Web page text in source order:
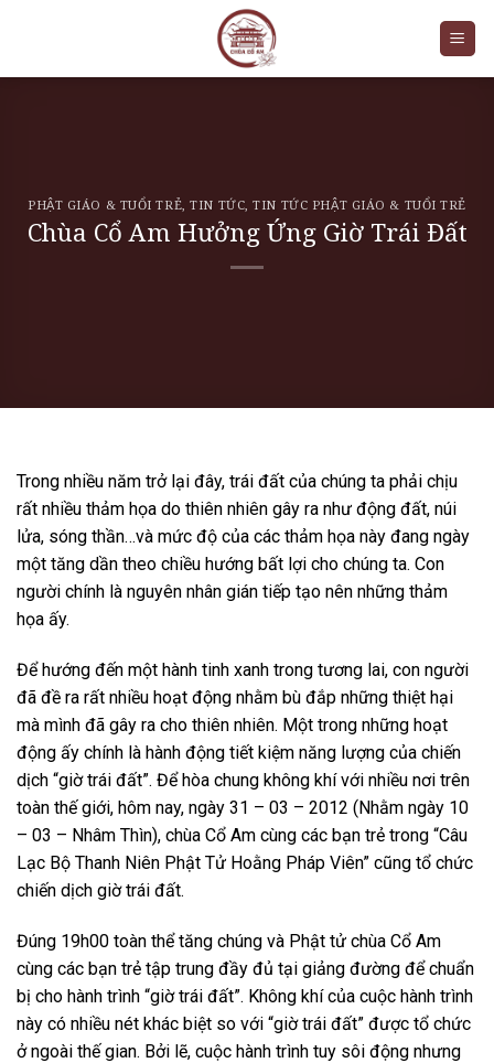
PHẬT GIÁO & TUỔI TRẺ ,TIN TỨC ,TIN TỨC PHẬT GIÁO & TUỔI TRẺ
Chùa Cổ Am Hưởng Ứng Giờ Trái Đất
Trong nhiều năm trở lại đây, trái đất của chúng ta phải chịu
rất nhiều thảm họa do thiên nhiên gây ra như động đất, núi
lửa, sóng thần…và mức độ của các thảm họa này đang ngày
một tăng dần theo chiều hướng bất lợi cho chúng ta. Con
người chính là nguyên nhân gián tiếp tạo nên những thảm
họa ấy.
Để hướng đến một hành tinh xanh trong tương lai, con người
đã đề ra rất nhiều hoạt động nhằm bù đắp những thiệt hại
mà mình đã gây ra cho thiên nhiên. Một trong những hoạt
động ấy chính là hành động tiết kiệm năng lượng của chiến
dịch “giờ trái đất”. Để hòa chung không khí với nhiều nơi trên
toàn thế giới, hôm nay, ngày 31 – 03 – 2012 (Nhằm ngày 10
– 03 – Nhâm Thìn), chùa Cổ Am cùng các bạn trẻ trong “Câu
Lạc Bộ Thanh Niên Phật Tử Hoằng Pháp Viên” cũng tổ chức
chiến dịch giờ trái đất.
Đúng 19h00 toàn thể tăng chúng và Phật tử chùa Cổ Am
cùng các bạn trẻ tập trung đầy đủ tại giảng đường để chuẩn
bị cho hành trình “giờ trái đất”. Không khí của cuộc hành trình
này có nhiều nét khác biệt so với “giờ trái đất” được tổ chức
ở ngoài thế gian. Bởi lẽ, cuộc hành trình tuy sôi động nhưng